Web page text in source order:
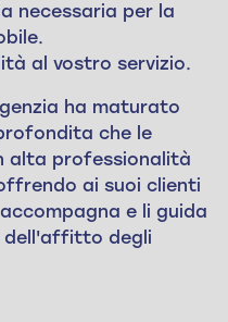
necessaria per la
al vostro servizio.
ha maturato
che le
alta professionalità
ai suoi clienti
e li guida
dell'affitto degli